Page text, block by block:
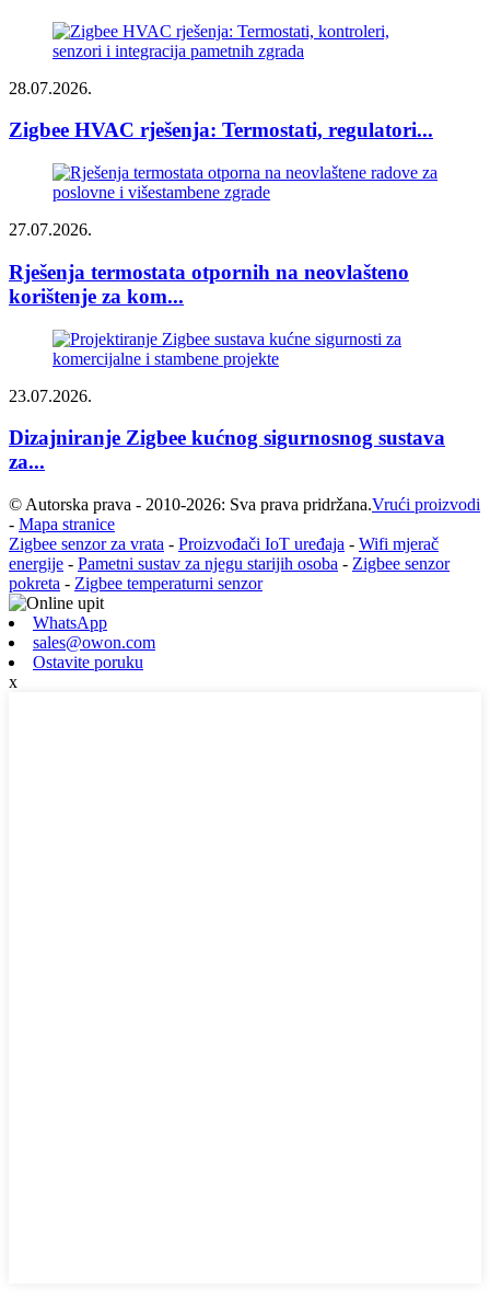
28.07.2026.
Zigbee HVAC rješenja: Termostati, regulatori...
27.07.2026.
Rješenja termostata otpornih na neovlašteno
korištenje za kom...
23.07.2026.
Dizajniranje Zigbee kućnog sigurnosnog sustava
za...
© Autorska prava - 2010-2026: Sva prava pridržana.Vrući proizvodi
- Mapa stranice
Zigbee senzor za vrata - Proizvođači IoT uređaja - Wifi mjerač
energije - Pametni sustav za njegu starijih osoba - Zigbee senzor
pokreta - Zigbee temperaturni senzor
WhatsApp
sales@owon.com
Ostavite poruku
x